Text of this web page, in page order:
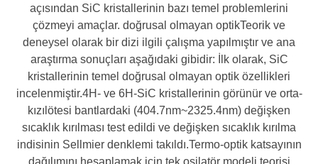
açısından SiC kristallerinin bazı temel problemlerini
çözmeyi amaçlar. doğrusal olmayan optikTeorik ve
deneysel olarak bir dizi ilgili çalışma yapılmıştır ve ana
araştırma sonuçları aşağıdaki gibidir: İlk olarak, SiC
kristallerinin temel doğrusal olmayan optik özellikleri
incelenmiştir.4H- ve 6H-SiC kristallerinin görünür ve orta-
kızılötesi bantlardaki (404.7nm~2325.4nm) değişken
sıcaklık kırılması test edildi ve değişken sıcaklık kırılma
indisinin Sellmier denklemi takıldı.Termo-optik katsayının
dağılımını hesaplamak için tek osilatör modeli teorisi